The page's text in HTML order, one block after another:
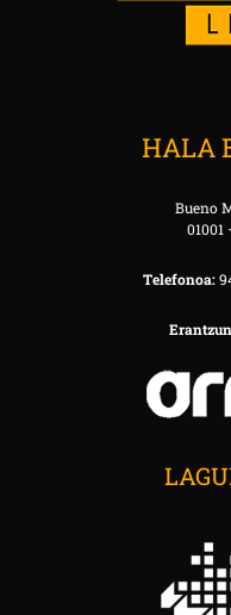
HALA
Bueno
01001
Telefonoa: